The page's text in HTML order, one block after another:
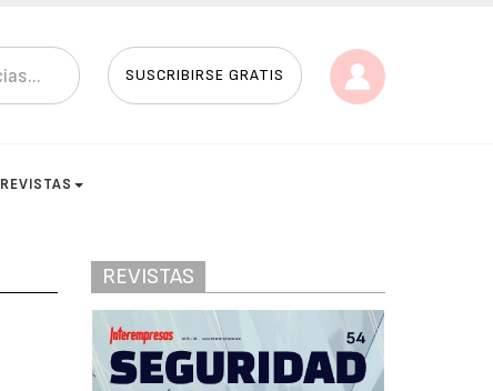
SUSCRIBIRSE GRATIS
REVISTAS
REVISTAS